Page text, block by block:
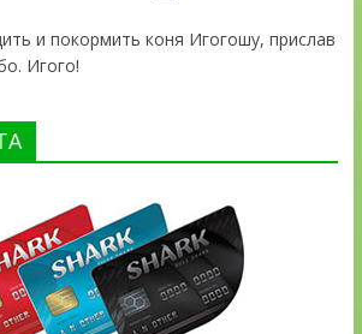
и покормить коня Игогошу, прислав
Игого!